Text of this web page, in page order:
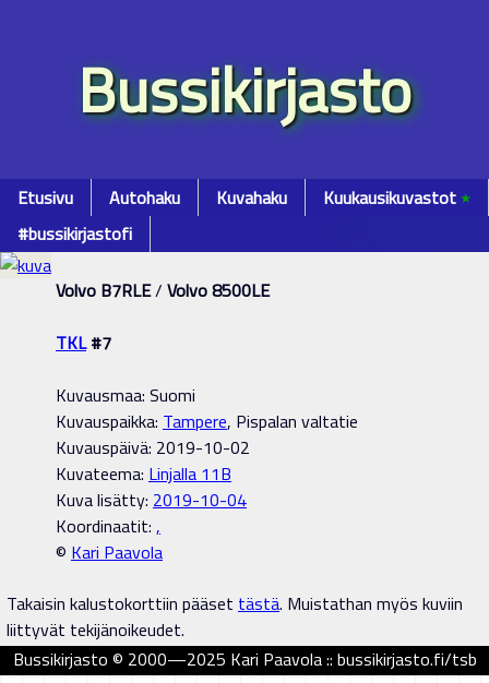
Bussikirjasto
Etusivu Autohaku Kuvahaku Kuukausikuvastot٭
#bussikirjastofi
Volvo B7RLE/ Volvo 8500LE
TKL#7
Kuvausmaa: Suomi
Kuvauspaikka: Tampere, Pispalan valtatie
Kuvauspäivä: 2019-10-02
Kuvateema: Linjalla 11B
Kuva lisätty: 2019-10-04
Koordinaatit: ,
© Kari Paavola
Takaisin kalustokorttiin pääset tästä. Muistathan myös kuviin
liittyvät tekijänoikeudet.
Bussikirjasto © 2000—2025 Kari Paavola :: bussikirjasto.fi/tsb